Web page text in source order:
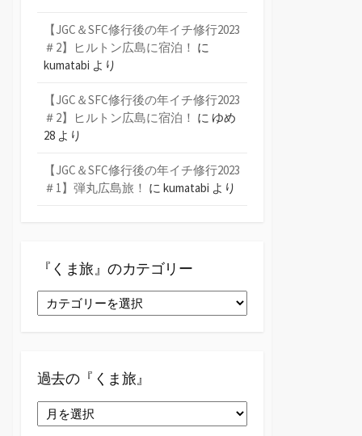
【JGC＆SFC修行後の年イチ修行2023
＃2】ヒルトン広島に宿泊！ に
kumatabi より
【JGC＆SFC修行後の年イチ修行2023
＃2】ヒルトン広島に宿泊！ に ゆめ
28 より
【JGC＆SFC修行後の年イチ修行2023
＃1】弾丸広島旅！ に kumatabi より
『くま旅』のカテゴリー
『く
ま
テ
ゴ
リ
過去の『くま旅』
去